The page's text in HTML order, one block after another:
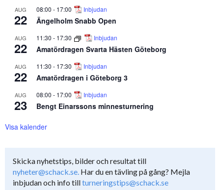
AUG
22
08:00 - 17:00 Inbjudan
Ängelholm Snabb Open
AUG
22
11:30 - 17:30 Inbjudan
Amatördragen Svarta Hästen Göteborg
AUG
22
11:30 - 17:30 Inbjudan
Amatördragen i Göteborg 3
AUG
23
08:00 - 17:00 Inbjudan
Bengt Einarssons minnesturnering
Visa kalender
Skicka nyhetstips, bilder och resultat till
nyheter@schack.se. Har du en tävling på gång? Mejla
inbjudan och info tillturneringstips@schack.se